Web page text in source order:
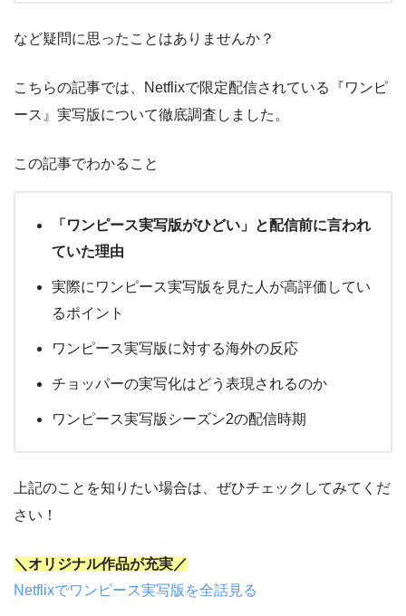
など疑問に思ったことはありませんか？
こちらの記事では、Netflixで限定配信されている『ワンピ
ース』実写版について徹底調査しました。
この記事でわかること
「ワンピース実写版がひどい」と配信前に言われ
ていた理由
実際にワンピース実写版を見た人が高評価してい
るポイント
ワンピース実写版に対する海外の反応
チョッパーの実写化はどう表現されるのか
ワンピース実写版シーズン2の配信時期
上記のことを知りたい場合は、ぜひチェックしてみてくだ
さい！
＼オリジナル作品が充実／
Netflixでワンピース実写版を全話見る